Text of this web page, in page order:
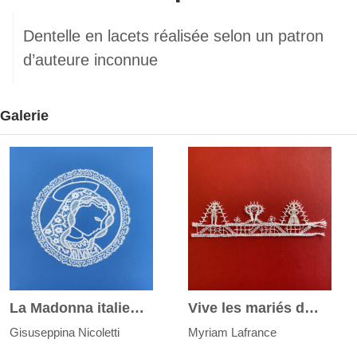
Dentelle en lacets réalisée selon un patron
d’auteure inconnue
Galerie
La Madonna italienne
Gisuseppina Nicoletti
Vive les mariés du joli mois de mai
Myriam Lafrance